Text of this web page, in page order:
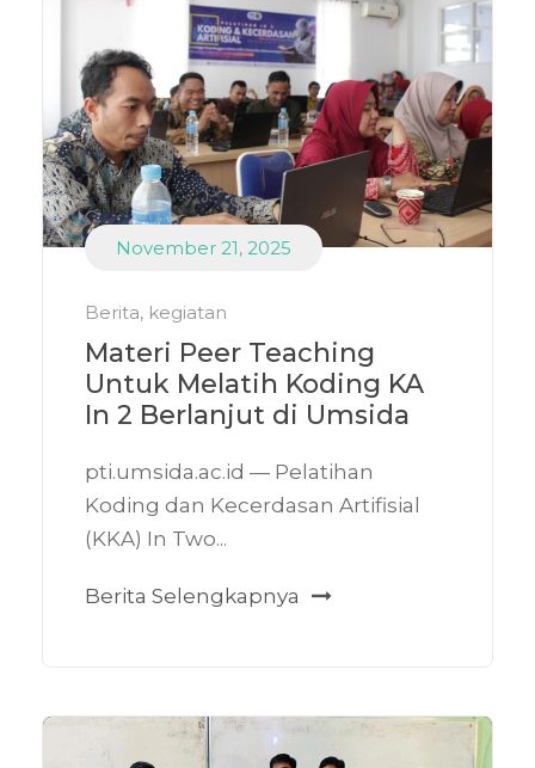
November 21, 2025
Berita, kegiatan
Materi Peer Teaching
Untuk Melatih Koding KA
In 2 Berlanjut di Umsida
pti.umsida.ac.id — Pelatihan
Koding dan Kecerdasan Artifisial
(KKA) In Two...
Berita Selengkapnya